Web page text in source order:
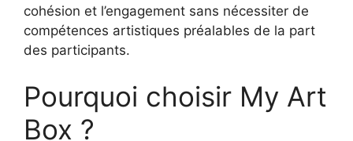
cohésion et l’engagement sans nécessiter de
compétences artistiques préalables de la part
des participants.
Pourquoi choisir My Art
Box ?